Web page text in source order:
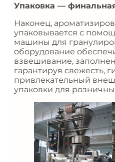
Упаковка —
Наконец,
упаковывается с
машины для
оборудование
взвешивание,
гарантируя свежесть,
привлекательный
упаковки для